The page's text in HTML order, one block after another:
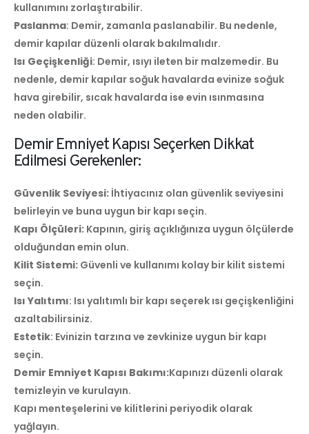
kullanımını zorlaştırabilir.
Paslanma: Demir, zamanla paslanabilir. Bu nedenle,
demir kapılar düzenli olarak bakılmalıdır.
Isı Geçişkenliği: Demir, ısıyı ileten bir malzemedir. Bu
nedenle, demir kapılar soğuk havalarda evinize soğuk
hava girebilir, sıcak havalarda ise evin ısınmasına
neden olabilir.
Demir Emniyet Kapısı Seçerken Dikkat
Edilmesi Gerekenler:
Güvenlik Seviyesi: İhtiyacınız olan güvenlik seviyesini
belirleyin ve buna uygun bir kapı seçin.
Kapı Ölçüleri: Kapının, giriş açıklığınıza uygun ölçülerde
olduğundan emin olun.
Kilit Sistemi: Güvenli ve kullanımı kolay bir kilit sistemi
seçin.
Isı Yalıtımı: Isı yalıtımlı bir kapı seçerek ısı geçişkenliğini
azaltabilirsiniz.
Estetik: Evinizin tarzına ve zevkinize uygun bir kapı
seçin.
Demir Emniyet Kapısı Bakımı:Kapınızı düzenli olarak
temizleyin ve kurulayın.
Kapı menteşelerini ve kilitlerini periyodik olarak
yağlayın.